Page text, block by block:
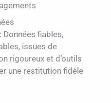
fiables,
issues de
rigoureux et d’outils
une restitution fidèle